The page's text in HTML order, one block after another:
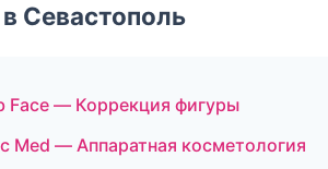
Севастополь
Face — Коррекция фигуры
Med — Аппаратная косметология